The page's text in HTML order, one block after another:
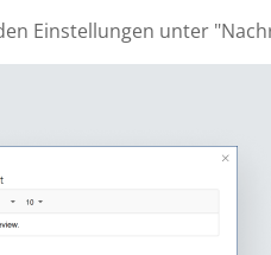
Einstellungen unter